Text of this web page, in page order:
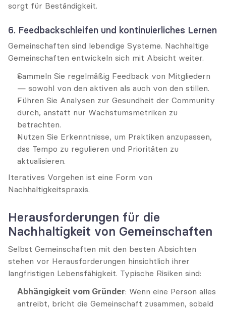
sorgt für Beständigkeit.
6. Feedbackschleifen und kontinuierliches Lernen
Gemeinschaften sind lebendige Systeme. Nachhaltige
Gemeinschaften entwickeln sich mit Absicht weiter.
Sammeln Sie regelmäßig Feedback von Mitgliedern
— sowohl von den aktiven als auch von den stillen.
Führen Sie Analysen zur Gesundheit der Community
durch, anstatt nur Wachstumsmetriken zu
betrachten.
Nutzen Sie Erkenntnisse, um Praktiken anzupassen,
das Tempo zu regulieren und Prioritäten zu
aktualisieren.
Iteratives Vorgehen ist eine Form von
Nachhaltigkeitspraxis.
Herausforderungen für die
Nachhaltigkeit von Gemeinschaften
Selbst Gemeinschaften mit den besten Absichten
stehen vor Herausforderungen hinsichtlich ihrer
langfristigen Lebensfähigkeit. Typische Risiken sind:
Abhängigkeit vom Gründer: Wenn eine Person alles
antreibt, bricht die Gemeinschaft zusammen, sobald